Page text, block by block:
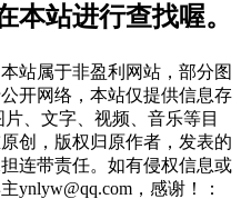
本站进行查找喔。
站属于非盈利网站，部分图
开网络，本站仅提供信息存
、文字、视频、音乐等目
创，版权归原作者，发表的
连带责任。如有侵权信息或
ynlyw@qq.com，感谢！：